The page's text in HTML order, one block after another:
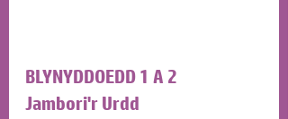
BLYNYDDOEDD 1 A 2
Jambori'r Urdd